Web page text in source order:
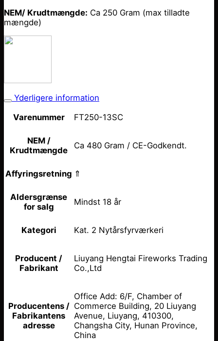
NEM/ Krudtmængde: Ca 250 Gram (max tilladte
mængde)
Yderligere information
Varenummer
FT250-13SC
NEM /
Krudtmængde
Ca 480 Gram / CE-Godkendt.
Affyringsretning ⇑
Aldersgrænse
for salg
Mindst 18 år
Kategori Kat. 2 Nytårsfyrværkeri
Producent /
Fabrikant
Liuyang Hengtai Fireworks Trading
Co.,Ltd
Producentens /
Fabrikantens
adresse
Office Add: 6/F, Chamber of
Commerce Building, 20 Liuyang
Avenue, Liuyang, 410300,
Changsha City, Hunan Province,
China